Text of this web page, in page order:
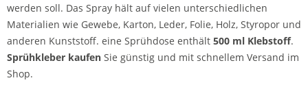
werden soll. Das Spray hält auf vielen unterschiedlichen
Materialien wie Gewebe, Karton, Leder, Folie, Holz, Styropor und
anderen Kunststoff. eine Sprühdose enthält 500 ml Klebstoff.
Sprühkleber kaufen Sie günstig und mit schnellem Versand im
Shop.